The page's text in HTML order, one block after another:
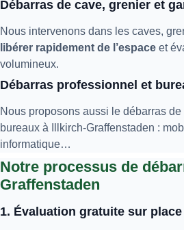
Débarras de cave, grenier et
Nous intervenons dans les caves,
libérer rapidement de l’espace et
volumineux.
Débarras professionnel et
Nous proposons aussi le débarras
bureaux à Illkirch-Graffenstaden :
informatique…
Notre processus de
Graffenstaden
1. Évaluation gratuite sur place